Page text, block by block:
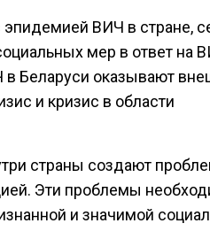
ВИЧ в стране,
мер в ответ на
Беларуси оказывают
и кризис в области
страны создают
Эти проблемы
и значимой